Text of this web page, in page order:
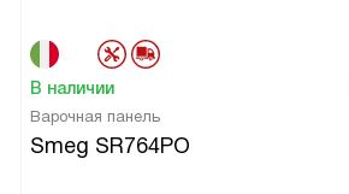
В наличии
Варочная панель
Smeg SR764PO